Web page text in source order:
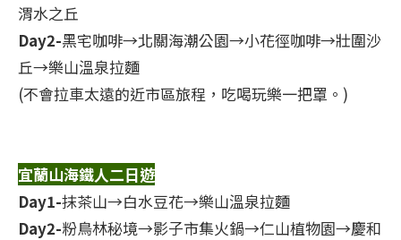
渭水之丘
Day2-黑宅咖啡→北關海潮公園→小花徑咖啡→壯圍沙
丘→樂山溫泉拉麵
(不會拉車太遠的近市區旅程，吃喝玩樂一把罩。)
宜蘭山海鐵人二日遊
Day1-抹茶山→白水豆花→樂山溫泉拉麵
Day2-粉鳥林秘境→影子市集火鍋→仁山植物園→慶和